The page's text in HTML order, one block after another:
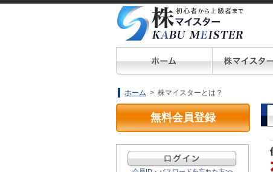
ホーム > 株マイスターとは？
無料会員登録